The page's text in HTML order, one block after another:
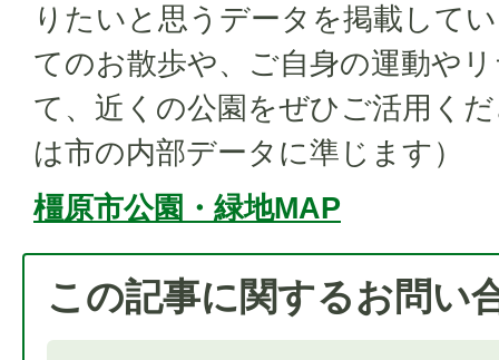
りたいと思うデータを掲載して
てのお散歩や、ご自身の運動や
て、近くの公園をぜひご活用く
は市の内部データに準じます）
橿原市公園・緑地MAP
この記事に関するお問い